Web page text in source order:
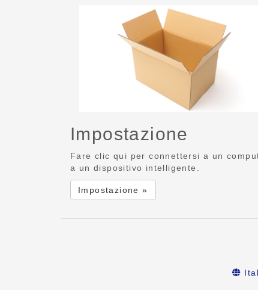
Impostazione
Fare clic qui per connettersi a un
a un dispositivo intelligente.
Impostazione »